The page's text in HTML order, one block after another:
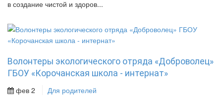
в создание чистой и здоров...
Волонтеры экологического отряда «Доброволец»
ГБОУ «Корочанская школа - интернат»
фев 2
Для родителей